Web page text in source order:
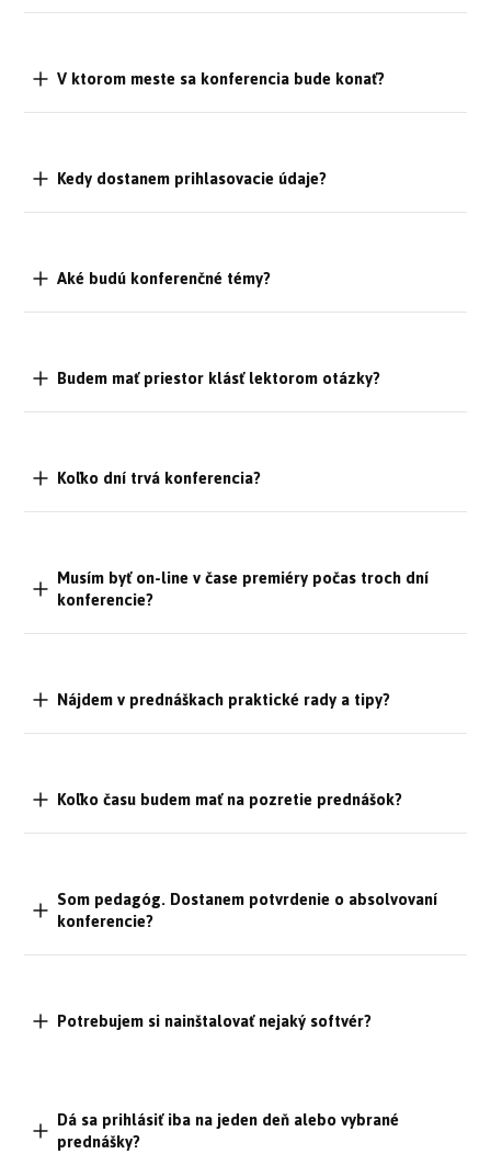
V ktorom meste sa konferencia bude konať?
Kedy dostanem prihlasovacie údaje?
Aké budú konferenčné témy?
Budem mať priestor klásť lektorom otázky?
Koľko dní trvá konferencia?
Musím byť on-line v čase premiéry počas troch dní
konferencie?
Nájdem v prednáškach praktické rady a tipy?
Koľko času budem mať na pozretie prednášok?
Som pedagóg. Dostanem potvrdenie o absolvovaní
konferencie?
Potrebujem si nainštalovať nejaký softvér?
Dá sa prihlásiť iba na jeden deň alebo vybrané
prednášky?